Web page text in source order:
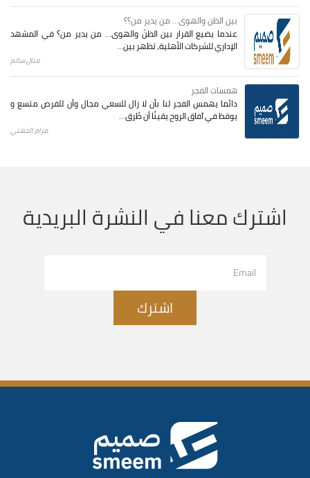
بين الظن والهوى... من يدير من؟؟
عندما يضيع القرار بين الظنّ والهوى… من يدير من؟ في المشهد
الإداري للشركات الأهلية، تظهر بين...
منال سالم
همسات الفجر
دائما يهمس الفجر لنا بأن لا زال للسعي مجال وأن للفرص متسع و
يوقظ في آفاق الروح يقينًا أن طُرق...
مرام الجهني
اشترك معنا في النشرة البريدية
اشترك